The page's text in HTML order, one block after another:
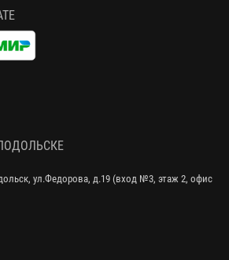
ул.Федорова, д.19 (вход №3, этаж 2, офис